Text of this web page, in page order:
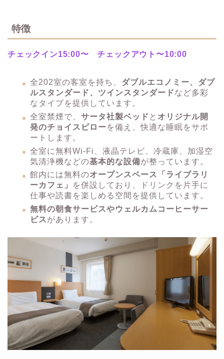
特徴
チェックイン15:00〜 チェックアウト〜10:00
全202室の客室を持ち、
ダブルエコノミー、ダブ
ルスタンダード、ツインスタンダードなど多彩
なタイプを提供しています。
全室禁煙で、 サータ社製ベッド と オリジナル開
発のチョイスピローを備え、快適な睡眠をサポ
ートします。
全室に無料Wi-Fi、液晶テレビ、冷蔵庫、加湿空
気清浄機などの基本的な設備が整っています。​
​館内には無料のオープンスペース「ライブラリ
ーカフェ」
を併設しており、ドリンクを片手に
仕事や読書を楽しめる空間を提供しています。
無料の朝食サービスやウェルカムコーヒーサー
ビス があります。